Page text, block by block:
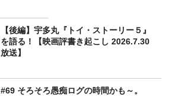
【後編】宇多丸『トイ・ストーリー５』
を語る！【映画評書き起こし 2026.7.30
放送】
#69 そろそろ愚痴ログの時間かも～。